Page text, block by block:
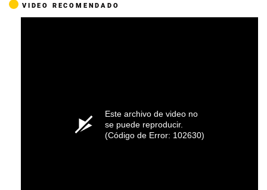
VIDEO RECOMENDADO
Este archivo de video no
se puede reproducir.
(Código de Error: 102630)